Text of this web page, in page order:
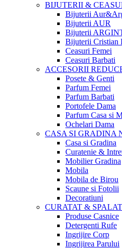
BIJUTERII &
Bijuterii
Bijuterii AUR
Bijuterii
Bijuterii Cristian
Ceasuri Femei
Ceasuri Barbati
ACCESORII
Posete & Genti
Parfum Femei
Parfum Barbati
Portofele Dama
Parfum Casa si
Ochelari Dama
CASA SI GRADINA
Casa si Gradina
Curatenie &
Mobilier Gradina
Mobila
Mobila de Birou
Scaune si Fotolii
Decoratiuni
CURATAT & SPALAT
Produse Casnice
Detergenti Rufe
Ingrijire Corp
Ingrijirea Parului